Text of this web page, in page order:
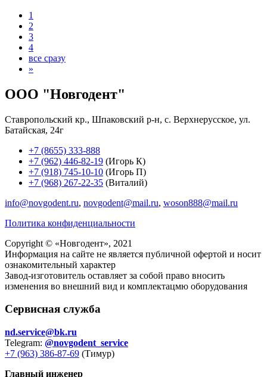
1
2
3
4
все сразу
»
ООО "Новгодент"
Ставропольский кр., Шпаковский р-н, с. Верхнерусское, ул.
Батайская, 24г
+7 (8655) 333-888
+7 (962) 446-82-19 (Игорь К)
+7 (918) 745-10-10 (Игорь П)
+7 (968) 267-22-35 (Виталий)
info@novgodent.ru, novgodent@mail.ru, woson888@mail.ru
Политика конфиденциальности
Copyright © «Новгодент», 2021
Информация на сайте не является публичной офертой и носит
ознакомительный характер
Завод-изготовитель оставляет за собой право вносить
изменения во внешний вид и комплектацмю оборудования
Сервисная служба
nd.service@bk.ru
Telegram: @novgodent_service
+7 (963) 386-87-69 (Тимур)
Главный инженер